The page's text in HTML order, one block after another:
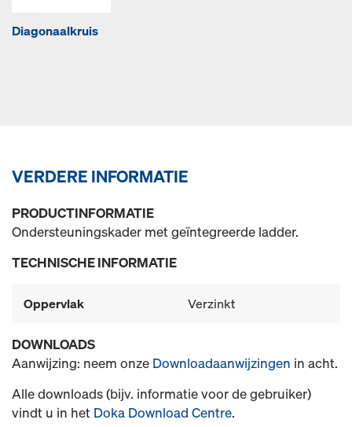
Diagonaalkruis
VERDERE INFORMATIE
PRODUCTINFORMATIE
Ondersteuningskader met geïntegreerde ladder.
TECHNISCHE INFORMATIE
Oppervlak Verzinkt
DOWNLOADS
Aanwijzing: neem onze Downloadaanwijzingen in acht.
Alle downloads (bijv. informatie voor de gebruiker)
vindt u in het Doka Download Centre.